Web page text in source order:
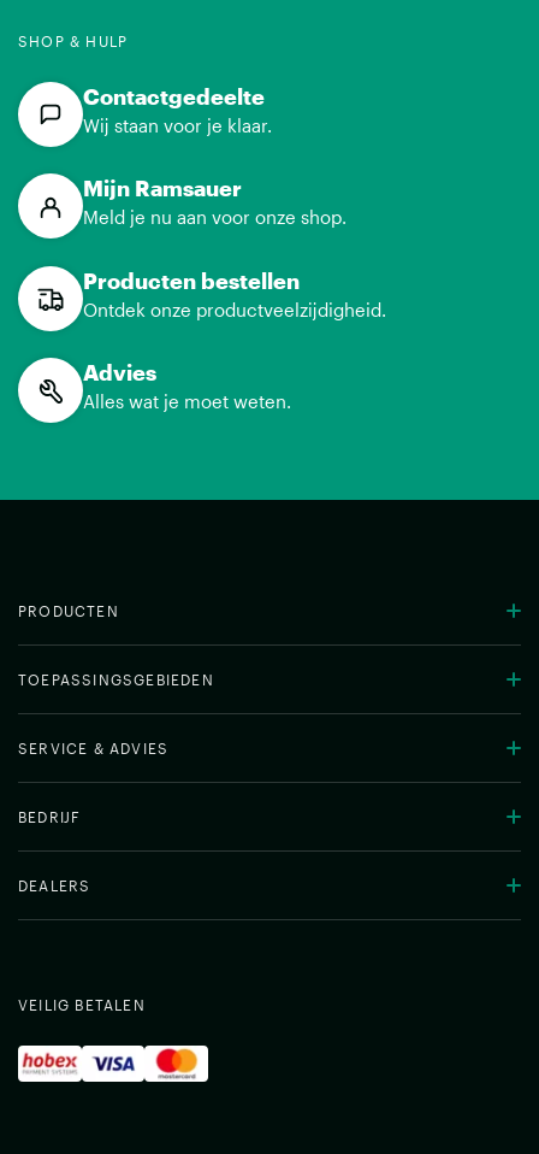
SHOP & HULP
Contactgedeelte
Wij staan voor je klaar.
Mijn Ramsauer
Meld je nu aan voor onze shop.
Producten bestellen
Ontdek onze productveelzijdigheid.
Advies
Alles wat je moet weten.
PRODUCTEN
TOEPASSINGSGEBIEDEN
SERVICE & ADVIES
BEDRIJF
DEALERS
VEILIG BETALEN